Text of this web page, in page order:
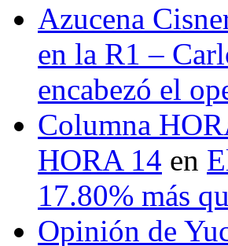
Azucena
en la R1 –
encabezó el
Columna
HORA 14 en
17.80% más
Opinión de